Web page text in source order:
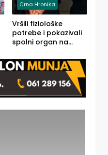
Crna Hronika
Vršili fiziološke
potrebe i pokazivali
spolni organ na
uslijedile kazne